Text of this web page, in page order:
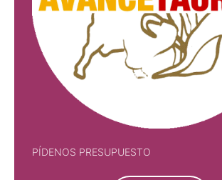
PÍDENOS PRESUPUESTO